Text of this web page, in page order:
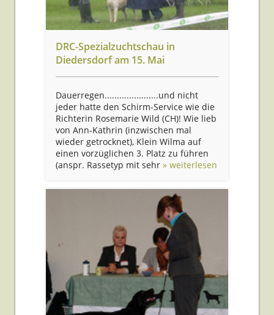
DRC-Spezialzuchtschau in
Diedersdorf am 15. Mai
Dauerregen......................und nicht
jeder hatte den Schirm-Service wie die
Richterin Rosemarie Wild (CH)! Wie lieb
von Ann-Kathrin (inzwischen mal
wieder getrocknet), Klein Wilma auf
einen vorzüglichen 3. Platz zu führen
(anspr. Rassetyp mit sehr » weiterlesen